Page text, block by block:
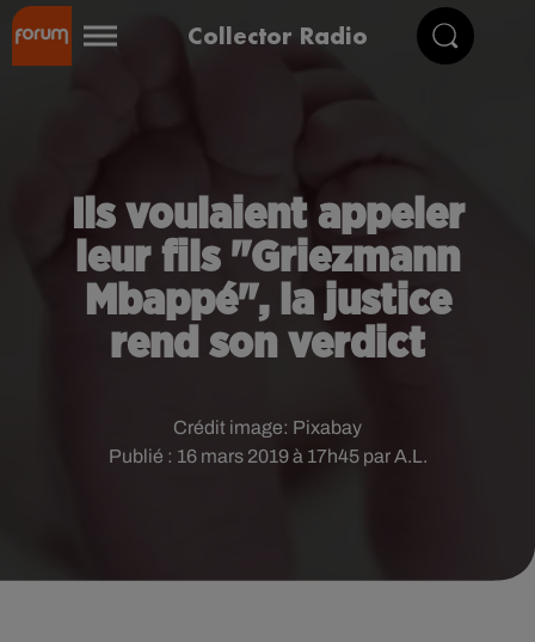
Collector Radio
Ils voulaient appeler
leur fils "Griezmann
Mbappé", la justice
rend son verdict
Publié : 16 mars 2019 à 17h45 par A.L.
Crédit image: Pixabay